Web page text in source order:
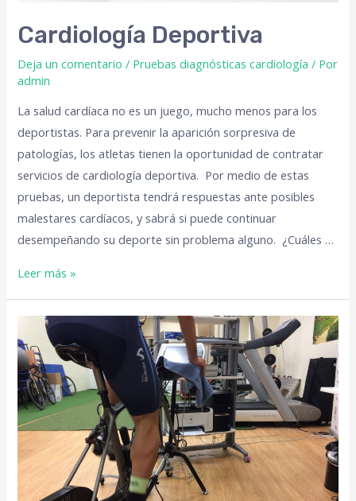
Cardiología Deportiva
Deja un comentario / Pruebas diagnósticas cardiología / Por
admin
La salud cardíaca no es un juego, mucho menos para los
deportistas. Para prevenir la aparición sorpresiva de
patologías, los atletas tienen la oportunidad de contratar
servicios de cardiología deportiva. Por medio de estas
pruebas, un deportista tendrá respuestas ante posibles
malestares cardíacos, y sabrá si puede continuar
desempeñando su deporte sin problema alguno. ¿Cuáles …
Leer más »